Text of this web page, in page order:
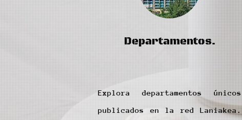
Departamentos.
Explora departamentos únicos
publicados en la red Laniakea.